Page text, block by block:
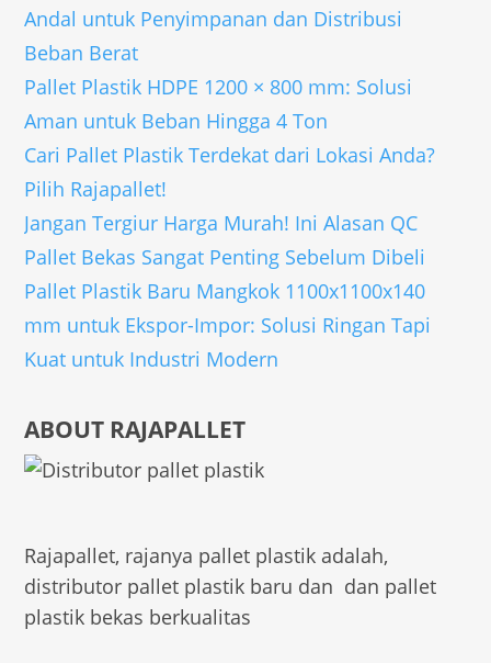
Andal untuk Penyimpanan dan Distribusi
Beban Berat
Pallet Plastik HDPE 1200 × 800 mm: Solusi
Aman untuk Beban Hingga 4 Ton
Cari Pallet Plastik Terdekat dari Lokasi Anda?
Pilih Rajapallet!
Jangan Tergiur Harga Murah! Ini Alasan QC
Pallet Bekas Sangat Penting Sebelum Dibeli
Pallet Plastik Baru Mangkok 1100x1100x140
mm untuk Ekspor-Impor: Solusi Ringan Tapi
Kuat untuk Industri Modern
ABOUT RAJAPALLET
Rajapallet, rajanya pallet plastik adalah,
distributor pallet plastik baru dan dan pallet
plastik bekas berkualitas